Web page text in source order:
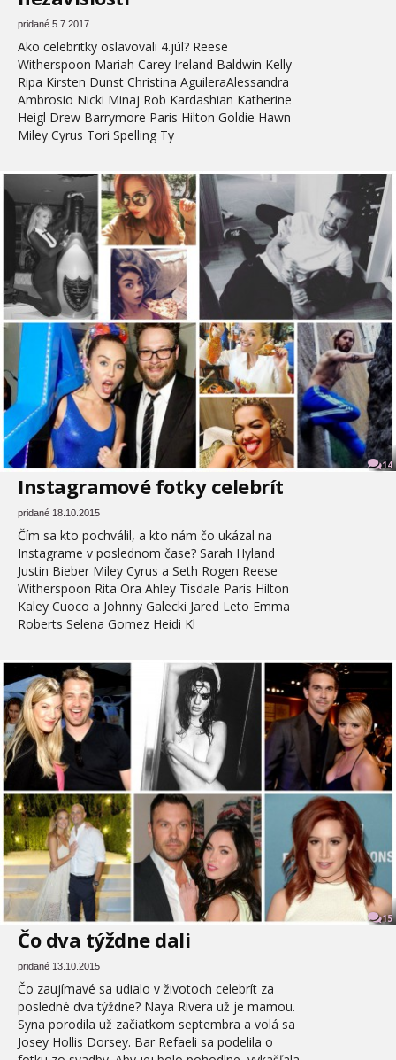
pridané 5.7.2017
Ako celebritky oslavovali 4.júl? Reese
Witherspoon Mariah Carey Ireland Baldwin Kelly
Ripa Kirsten Dunst Christina AguileraAlessandra
Ambrosio Nicki Minaj Rob Kardashian Katherine
Heigl Drew Barrymore Paris Hilton Goldie Hawn
Miley Cyrus Tori Spelling Ty
14
Instagramové fotky celebrít
pridané 18.10.2015
Čím sa kto pochválil, a kto nám čo ukázal na
Instagrame v poslednom čase? Sarah Hyland
Justin Bieber Miley Cyrus a Seth Rogen Reese
Witherspoon Rita Ora Ahley Tisdale Paris Hilton
Kaley Cuoco a Johnny Galecki Jared Leto Emma
Roberts Selena Gomez Heidi Kl
15
Čo dva týždne dali
pridané 13.10.2015
Čo zaujímavé sa udialo v životoch celebrít za
posledné dva týždne? Naya Rivera už je mamou.
Syna porodila už začiatkom septembra a volá sa
Josey Hollis Dorsey. Bar Refaeli sa podelila o